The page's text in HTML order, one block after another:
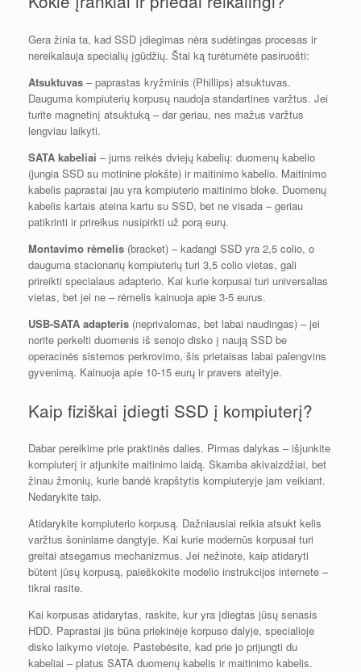
Gera žinia ta, kad SSD įdiegimas nėra sudėtingas procesas ir
nereikalauja specialių įgūdžių. Štai ką turėtumėte pasiruošti:
Atsuktuvas – paprastas kryžminis (Phillips) atsuktuvas.
Dauguma kompiuterių korpusų naudoja standartines varžtus. Jei
turite magnetinį atsuktuką – dar geriau, nes mažus varžtus
lengviau laikyti.
SATA kabeliai – jums reikės dviejų kabelių: duomenų kabelio
(jungia SSD su motinine plokšte) ir maitinimo kabelio. Maitinimo
kabelis paprastai jau yra kompiuterio maitinimo bloke. Duomenų
kabelis kartais ateina kartu su SSD, bet ne visada – geriau
patikrinti ir prireikus nusipirkti už porą eurų.
Montavimo rėmelis (bracket) – kadangi SSD yra 2,5 colio, o
dauguma stacionarių kompiuterių turi 3,5 colio vietas, gali
prireikti specialaus adapterio. Kai kurie korpusai turi universalias
vietas, bet jei ne – rėmelis kainuoja apie 3-5 eurus.
USB-SATA adapteris (neprivalomas, bet labai naudingas) – jei
norite perkelti duomenis iš senojo disko į naują SSD be
operacinės sistemos perkrovimo, šis prietaisas labai palengvins
gyvenimą. Kainuoja apie 10-15 eurų ir pravers ateityje.
Kaip fiziškai įdiegti SSD į kompiuterį?
Dabar pereikime prie praktinės dalies. Pirmas dalykas – išjunkite
kompiuterį ir atjunkite maitinimo laidą. Skamba akivaizdžiai, bet
žinau žmonių, kurie bandė krapštytis kompiuteryje jam veikiant.
Nedarykite taip.
Atidarykite kompiuterio korpusą. Dažniausiai reikia atsukt kelis
varžtus šoniniame dangtyje. Kai kurie modernūs korpusai turi
greitai atsegamus mechanizmus. Jei nežinote, kaip atidaryti
būtent jūsų korpusą, paieškokite modelio instrukcijos internete –
tikrai rasite.
Kai korpusas atidarytas, raskite, kur yra įdiegtas jūsų senasis
HDD. Paprastai jis būna priekinėje korpuso dalyje, specialioje
disko laikymo vietoje. Pastebėsite, kad prie jo prijungti du
kabeliai – platus SATA duomenų kabelis ir maitinimo kabelis.